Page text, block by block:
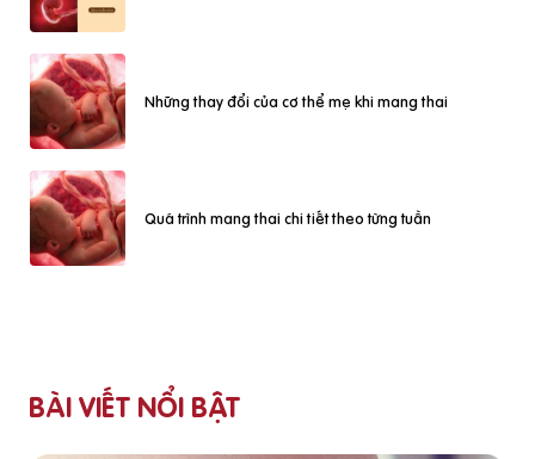
Những thay đổi của cơ thể mẹ khi mang thai
Quá trình mang thai chi tiết theo từng tuần
BÀI VIẾT NỔI BẬT